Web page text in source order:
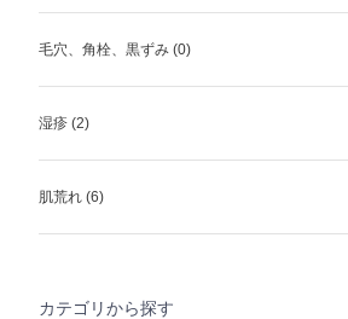
毛穴、角栓、黒ずみ (0)
湿疹 (2)
肌荒れ (6)
カテゴリから探す